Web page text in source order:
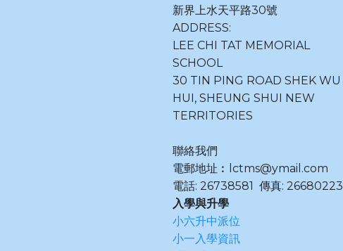
新界上水天平路30號
ADDRESS:
LEE CHI TAT MEMORIAL
SCHOOL
30 TIN PING ROAD SHEK WU
HUI, SHEUNG SHUI NEW
TERRITORIES
聯絡我們
電郵地址︰lctms@ymail.com
電話: 26738581 傳真: 26680223
入學與升學
小六升中派位
小一入學資訊